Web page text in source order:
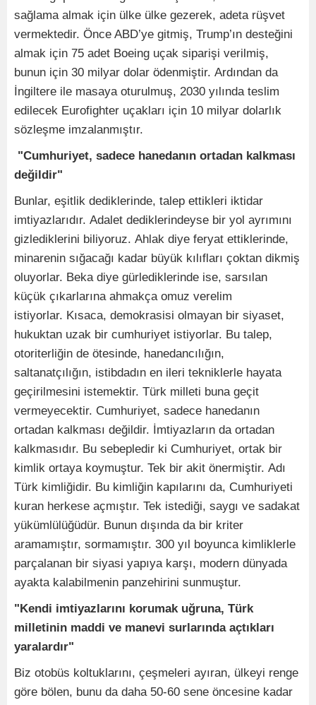
sağlama almak için ülke ülke gezerek, adeta rüşvet
vermektedir. Önce ABD’ye gitmiş, Trump’ın desteğini
almak için 75 adet Boeing uçak siparişi verilmiş,
bunun için 30 milyar dolar ödenmiştir. Ardından da
İngiltere ile masaya oturulmuş, 2030 yılında teslim
edilecek Eurofighter uçakları için 10 milyar dolarlık
sözleşme imzalanmıştır.
"Cumhuriyet, sadece hanedanın ortadan kalkması
değildir"
Bunlar, eşitlik dediklerinde, talep ettikleri iktidar
imtiyazlarıdır. Adalet dediklerindeyse bir yol ayrımını
gizlediklerini biliyoruz. Ahlak diye feryat ettiklerinde,
minarenin sığacağı kadar büyük kılıfları çoktan dikmiş
oluyorlar. Beka diye gürlediklerinde ise, sarsılan
küçük çıkarlarına ahmakça omuz verelim
istiyorlar. Kısaca, demokrasisi olmayan bir siyaset,
hukuktan uzak bir cumhuriyet istiyorlar. Bu talep,
otoriterliğin de ötesinde, hanedancılığın,
saltanatçılığın, istibdadın en ileri tekniklerle hayata
geçirilmesini istemektir. Türk milleti buna geçit
vermeyecektir. Cumhuriyet, sadece hanedanın
ortadan kalkması değildir. İmtiyazların da ortadan
kalkmasıdır. Bu sebepledir ki Cumhuriyet, ortak bir
kimlik ortaya koymuştur. Tek bir akit önermiştir. Adı
Türk kimliğidir. Bu kimliğin kapılarını da, Cumhuriyeti
kuran herkese açmıştır. Tek istediği, saygı ve sadakat
yükümlülüğüdür. Bunun dışında da bir kriter
aramamıştır, sormamıştır. 300 yıl boyunca kimliklerle
parçalanan bir siyasi yapıya karşı, modern dünyada
ayakta kalabilmenin panzehirini sunmuştur.
"Kendi imtiyazlarını korumak uğruna, Türk
milletinin maddi ve manevi surlarında açtıkları
yaralardır"
Biz otobüs koltuklarını, çeşmeleri ayıran, ülkeyi renge
göre bölen, bunu da daha 50-60 sene öncesine kadar